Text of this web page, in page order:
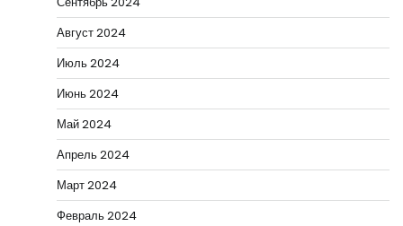
Август 2024
Июль 2024
Июнь 2024
Май 2024
Апрель 2024
Март 2024
Февраль 2024